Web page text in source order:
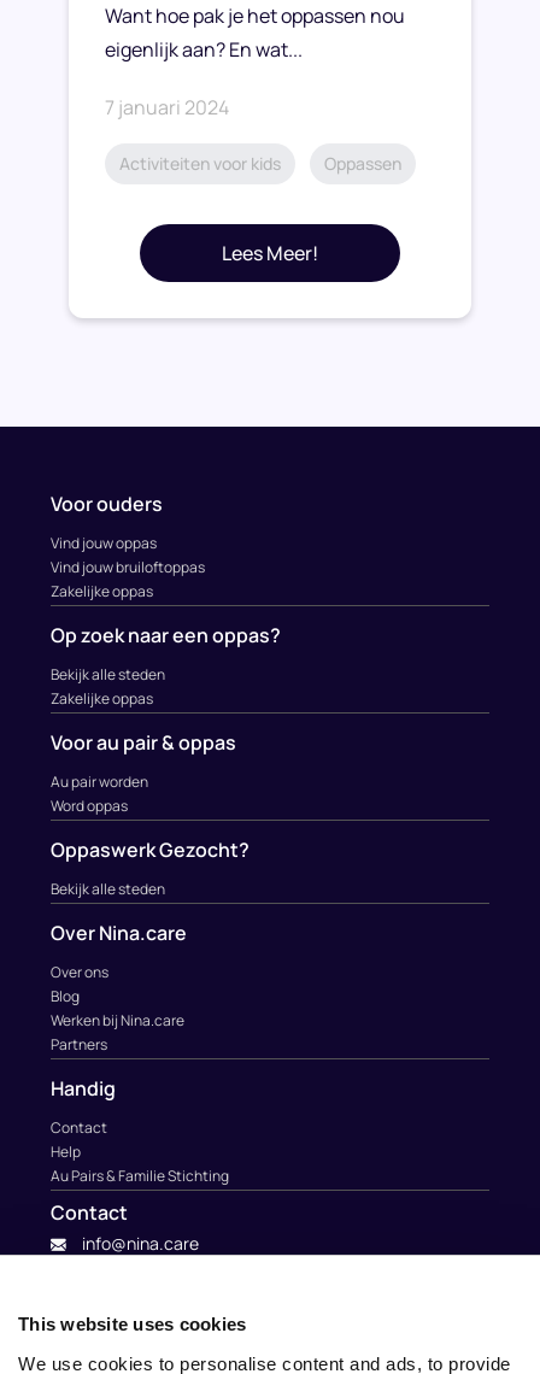
This website uses cookies
We use cookies to personalise content and ads, to provide
Want hoe pak je het oppassen nou
eigenlijk aan? En wat...
7 januari 2024
Activiteiten voor kids Oppassen
Lees Meer!
Voor ouders
Vind jouw oppas
Vind jouw bruiloftoppas
Zakelijke oppas
Op zoek naar een oppas?
Bekijk alle steden
Zakelijke oppas
Voor au pair & oppas
Au pair worden
Word oppas
Oppaswerk Gezocht?
Bekijk alle steden
Over Nina.care
Over ons
Blog
Werken bij Nina.care
Partners
Handig
Contact
Help
Au Pairs & Familie Stichting
Contact
info@nina.care